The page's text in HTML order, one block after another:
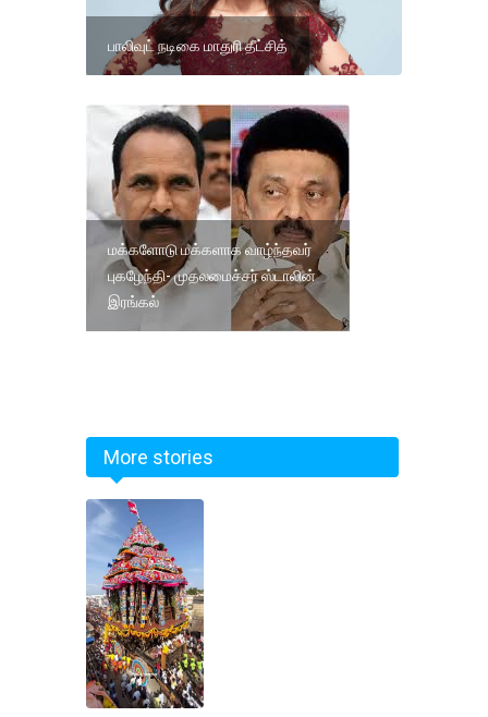
பாலிவுட் நடிகை மாதுரி தீட்சித்
மக்களோடு மக்களாக வாழ்ந்தவர்
புகழேந்தி- முதலமைச்சர் ஸ்டாலின்
இரங்கல்
More stories